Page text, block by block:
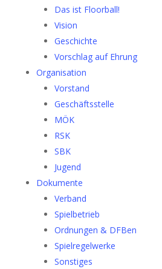
Das ist Floorball!
Vision
Geschichte
Vorschlag auf Ehrung
Organisation
Vorstand
Geschäftsstelle
MÖK
RSK
SBK
Jugend
Dokumente
Verband
Spielbetrieb
Ordnungen & DFBen
Spielregelwerke
Sonstiges